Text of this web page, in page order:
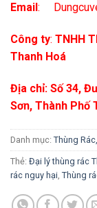
Email :
Công ty: TNHH
Thanh Hoá
Địa chỉ: Số 34,
Sơn, Thành Phố
Danh mục: Thùng
Thẻ: Đại lý thùng rác
rác nguy hại Thùng